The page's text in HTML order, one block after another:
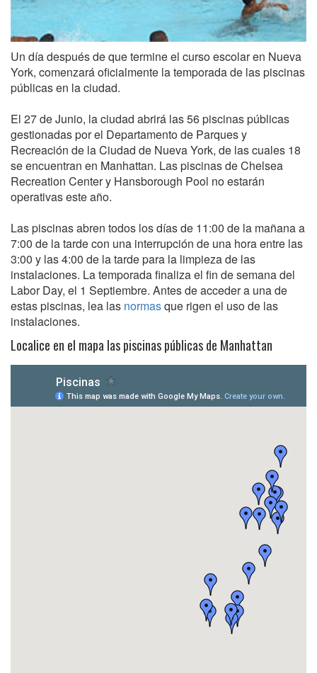
Un día después de que termine el curso escolar en Nueva
York, comenzará oficialmente la temporada de las piscinas
públicas en la ciudad.
El 27 de Junio, la ciudad abrirá las 56 piscinas públicas
gestionadas por el Departamento de Parques y
Recreación de la Ciudad de Nueva York, de las cuales 18
se encuentran en Manhattan. Las piscinas de Chelsea
Recreation Center y Hansborough Pool no estarán
operativas este año.
Las piscinas abren todos los días de 11:00 de la mañana a
7:00 de la tarde con una interrupción de una hora entre las
3:00 y las 4:00 de la tarde para la limpieza de las
instalaciones. La temporada finaliza el fin de semana del
Labor Day, el 1 Septiembre. Antes de acceder a una de
estas piscinas, lea las normasque rigen el uso de las
instalaciones.
Localice en el mapa las piscinas públicas de Manhattan